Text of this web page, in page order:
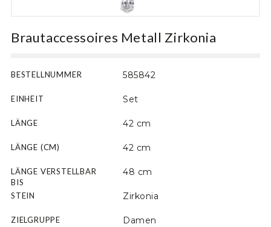
Brautaccessoires Metall Zirkonia
BESTELLNUMMER 585842
EINHEIT Set
LÄNGE 42 cm
LÄNGE (CM) 42 cm
LÄNGE VERSTELLBAR
BIS
48 cm
STEIN Zirkonia
ZIELGRUPPE Damen